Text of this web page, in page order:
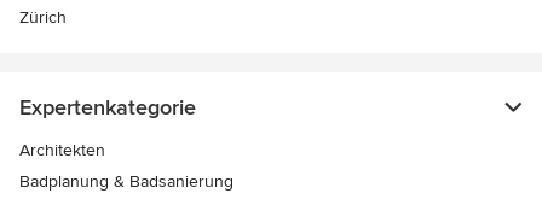
Zürich
Expertenkategorie
Architekten
Badplanung & Badsanierung